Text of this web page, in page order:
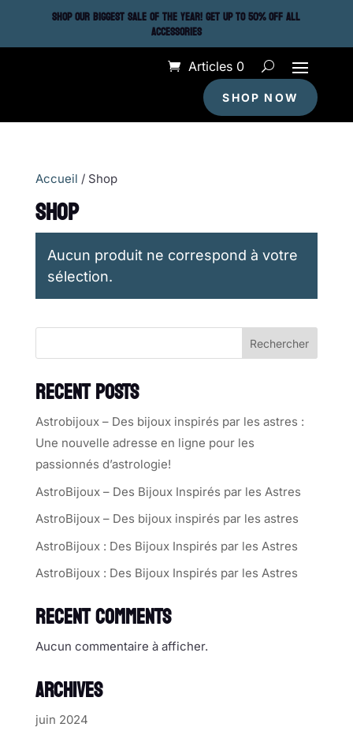
SHOP OUR BIGGEST SALE OF THE YEAR! GET UP TO 50% OFF ALL
ACCESSORIES
Articles 0
SHOP NOW
Accueil / Shop
SHOP
Aucun produit ne correspond à votre
sélection.
Rechercher
RECENT POSTS
Astrobijoux – Des bijoux inspirés par les astres :
Une nouvelle adresse en ligne pour les
passionnés d’astrologie!
AstroBijoux – Des Bijoux Inspirés par les Astres
AstroBijoux – Des bijoux inspirés par les astres
AstroBijoux : Des Bijoux Inspirés par les Astres
AstroBijoux : Des Bijoux Inspirés par les Astres
RECENT COMMENTS
Aucun commentaire à afficher.
ARCHIVES
juin 2024